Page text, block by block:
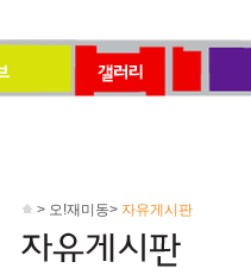
> 오!재미동> 자유게시판